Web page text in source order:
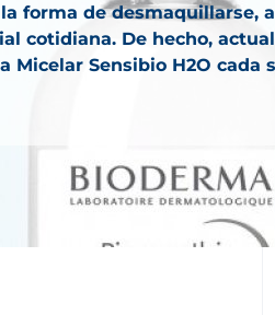
forma de desmaquillarse,
cotidiana. De hecho,
Micelar Sensibio H2O cada